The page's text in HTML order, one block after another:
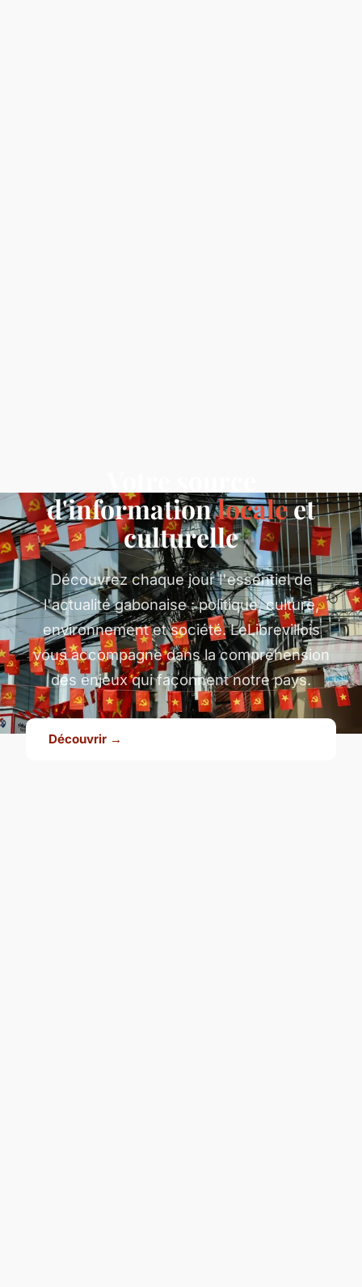
d'informationlocaleet
culturelle
Découvrez chaque jour l'essentiel de
l'actualité gabonaise : politique, culture,
environnement et société. LeLibrevillois
vous accompagne dans la compréhension
des enjeux qui façonnent notre pays.
Découvrir →